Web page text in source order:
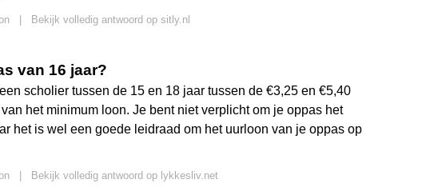
Bekijk volledig antwoord op sitly.nl
van 16 jaar?
scholier tussen de 15 en 18 jaar tussen de €3,25 en €5,40
het minimum loon. Je bent niet verplicht om je oppas het
het is wel een goede leidraad om het uurloon van je oppas op
Bekijk volledig antwoord op lykkesliv.net